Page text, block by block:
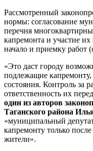
Рассмотренный
нормы: согласование
перечня
капремонта и участие
начало и приемку работ
«Это даст городу
подлежащие капремонту,
состояния. Контроль за
ответственность их
один из авторов
Таганского района
«муниципальный
капремонту только
жители».